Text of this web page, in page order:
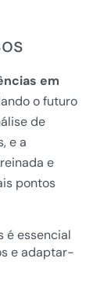
em
o futuro
de
e a
e
pontos
é essencial
e adaptar-